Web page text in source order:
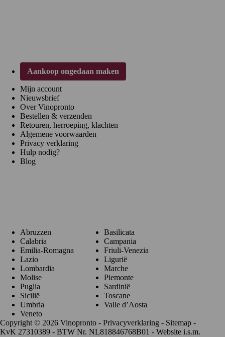
Aankoop ongedaan maken
Mijn account
Nieuwsbrief
Over Vinopronto
Bestellen & verzenden
Retouren, herroeping, klachten
Algemene voorwaarden
Privacy verklaring
Hulp nodig?
Blog
Abruzzen
Basilicata
Calabria
Campania
Emilia-Romagna
Friuli-Venezia
Lazio
Ligurië
Lombardia
Marche
Molise
Piemonte
Puglia
Sardinië
Sicilië
Toscane
Umbria
Valle d’Aosta
Veneto
Copyright © 2026 Vinopronto - Privacyverklaring - Sitemap -
KvK 27310389 - BTW Nr. NL818846768B01 - Website i.s.m.